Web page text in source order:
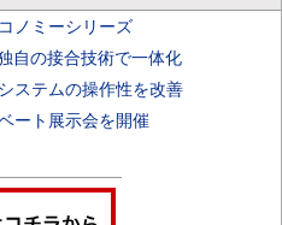
ノミーシリーズ
自の接合技術で一体化
ステムの操作性を改善
ート展示会を開催